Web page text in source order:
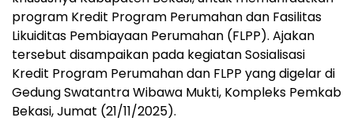
program Kredit Program Perumahan dan Fasilitas
Likuiditas Pembiayaan Perumahan (FLPP). Ajakan
tersebut disampaikan pada kegiatan Sosialisasi
Kredit Program Perumahan dan FLPP yang digelar di
Gedung Swatantra Wibawa Mukti, Kompleks Pemkab
Bekasi, Jumat (21/11/2025).